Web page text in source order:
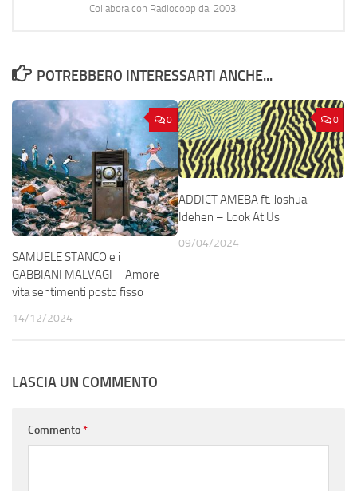
Collabora con Radiocoop dal 2003.
POTREBBERO INTERESSARTI ANCHE...
0
SAMUELE STANCO e i
GABBIANI MALVAGI – Amore
vita sentimenti posto fisso
14/12/2024
0
ADDICT AMEBA ft. Joshua
Idehen – Look At Us
09/04/2024
LASCIA UN COMMENTO
Commento*